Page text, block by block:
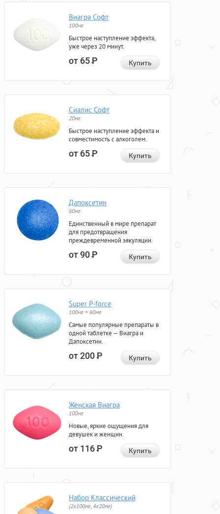
Виагра Софт
100мг
Быстрое наступление эффекта,
уже через 20 минут.
от 65Р Купить
Сиалис Софт
20мг
Быстрое наступление эффекта и
совместимость с алкоголем.
от 65Р Купить
Дапоксетин
60мг
Единственный в мире препарат
для предотвращения
преждевременной эякуляции.
от 90Р Купить
Super P-force
100мг + 60мг
Самые популярные препараты в
одной таблетке — Виагра и
Дапоксетин.
от 200Р Купить
Женская Виагра
100мг
Новые, яркие ощущения для
девушек и женщин.
от 116Р Купить
Набор Классический
(2x100мг, 4x20мг)